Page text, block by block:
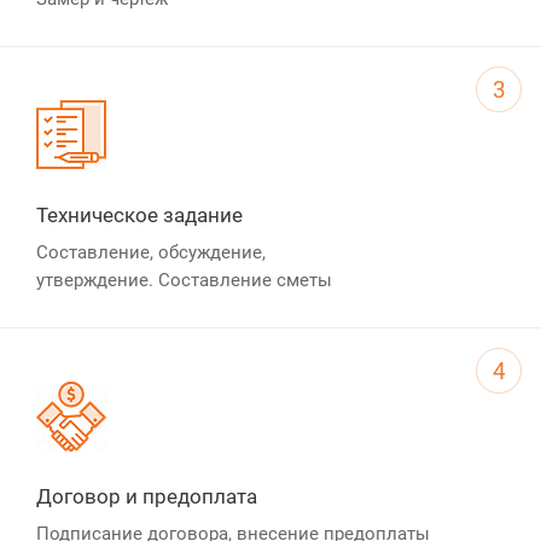
3
Техническое задание
Составление, обсуждение,
утверждение. Составление сметы
4
Договор и предоплата
Подписание договора, внесение предоплаты